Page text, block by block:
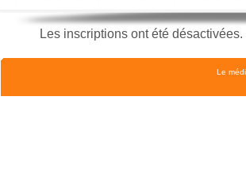
Les inscriptions ont été désactivées.
Le